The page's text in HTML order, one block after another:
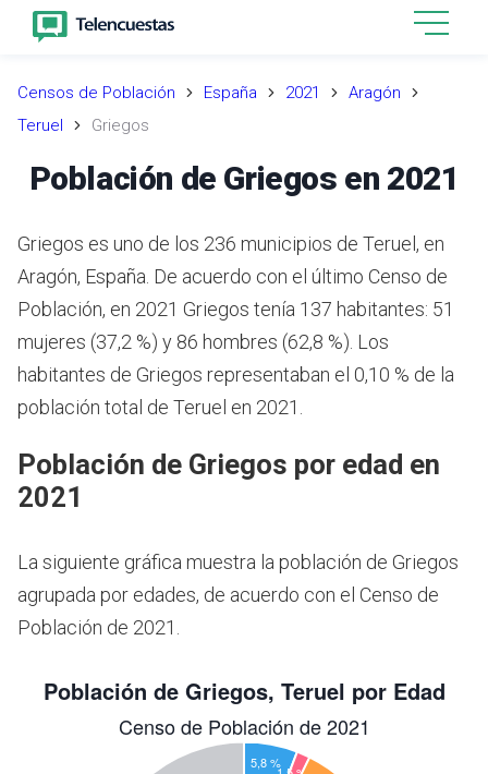
Censos de Población España 2021
Aragón
Teruel
Griegos
Población de Griegos en 2021
Griegos es uno de los 236 municipios de Teruel, en
Aragón, España. De acuerdo con el último Censo de
Población, en 2021 Griegos tenía 137 habitantes: 51
mujeres (37,2 %) y 86 hombres (62,8 %). Los
habitantes de Griegos representaban el 0,10 % de la
población total de Teruel en 2021.
Población de Griegos por edad en
2021
La siguiente gráfica muestra la población de Griegos
agrupada por edades, de acuerdo con el Censo de
Población de 2021.